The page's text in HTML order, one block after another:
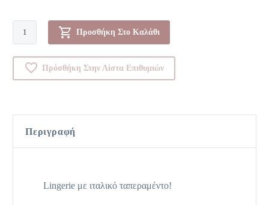
Baby
Doll-
00083399
ποσότητα
Προσθήκη Στο Καλάθι
Πρόσθήκη Στην Λίστα Επιθυμιών
Περιγραφή
Lingerie με ιταλικό ταπεραμέντο!